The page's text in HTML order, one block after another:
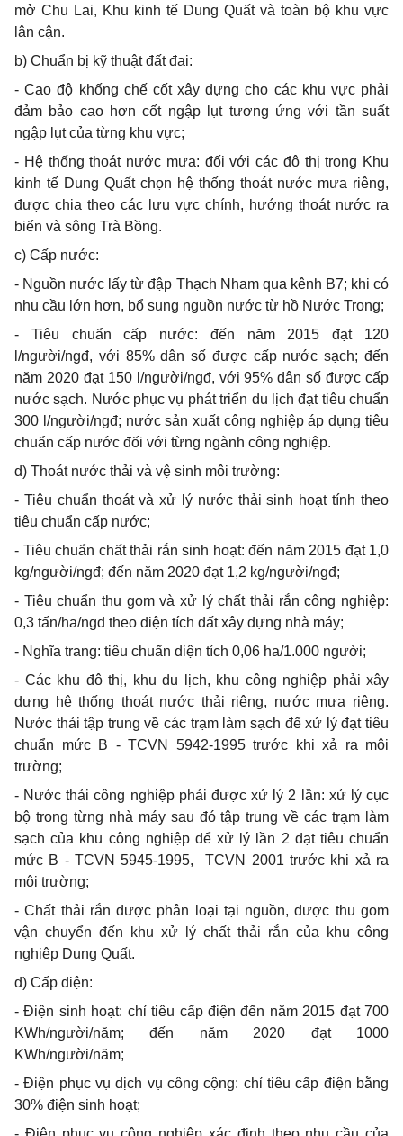
mở Chu Lai, Khu kinh tế Dung Quất và toàn bộ khu vực
lân cận.
b) Chuẩn bị kỹ thuật đất đai:
- Cao độ khống chế cốt xây dựng cho các khu vực phải
đảm bảo cao hơn cốt ngập lụt tương ứng với tần suất
ngập lụt của từng khu vực;
- Hệ thống thoát nước mưa: đối với các đô thị trong Khu
kinh tế Dung Quất chọn hệ thống thoát nước mưa riêng,
được chia theo các lưu vực chính, hướng thoát nước ra
biển và sông Trà Bồng.
c) Cấp nước:
- Nguồn nước lấy từ đập Thạch Nham qua kênh B7; khi có
nhu cầu lớn hơn, bổ sung nguồn nước từ hồ Nước Trong;
- Tiêu chuẩn cấp nước: đến năm 2015 đạt 120
l/người/ngđ, với 85% dân số được cấp nước sạch; đến
năm 2020 đạt 150 l/người/ngđ, với 95% dân số được cấp
nước sạch. Nước phục vụ phát triển du lịch đạt tiêu chuẩn
300 l/người/ngđ; nước sản xuất công nghiệp áp dụng tiêu
chuẩn cấp nước đối với từng ngành công nghiệp.
d) Thoát nước thải và vệ sinh môi trường:
- Tiêu chuẩn thoát và xử lý nước thải sinh hoạt tính theo
tiêu chuẩn cấp nước;
- Tiêu chuẩn chất thải rắn sinh hoạt: đến năm 2015 đạt 1,0
kg/người/ngđ; đến năm 2020 đạt 1,2 kg/người/ngđ;
- Tiêu chuẩn thu gom và xử lý chất thải rắn công nghiệp:
0,3 tấn/ha/ngđ theo diện tích đất xây dựng nhà máy;
- Nghĩa trang: tiêu chuẩn diện tích 0,06 ha/1.000 người;
- Các khu đô thị, khu du lịch, khu công nghiệp phải xây
dựng hệ thống thoát nước thải riêng, nước mưa riêng.
Nước thải tập trung về các trạm làm sạch để xử lý đạt tiêu
chuẩn mức B - TCVN 5942-1995 trước khi xả ra môi
trường;
- Nước thải công nghiệp phải được xử lý 2 lần: xử lý cục
bộ trong từng nhà máy sau đó tập trung về các trạm làm
sạch của khu công nghiệp để xử lý lần 2 đạt tiêu chuẩn
mức B - TCVN 5945-1995,
TCVN 2001 trước khi xả ra
môi trường;
- Chất thải rắn được phân loại tại nguồn, được thu gom
vận chuyển đến khu xử lý chất thải rắn của khu công
nghiệp Dung Quất.
đ) Cấp điện:
- Điện sinh hoạt: chỉ tiêu cấp điện đến năm 2015 đạt 700
KWh/người/năm; đến năm 2020 đạt 1000
KWh/người/năm;
- Điện phục vụ dịch vụ công cộng: chỉ tiêu cấp điện bằng
30% điện sinh hoạt;